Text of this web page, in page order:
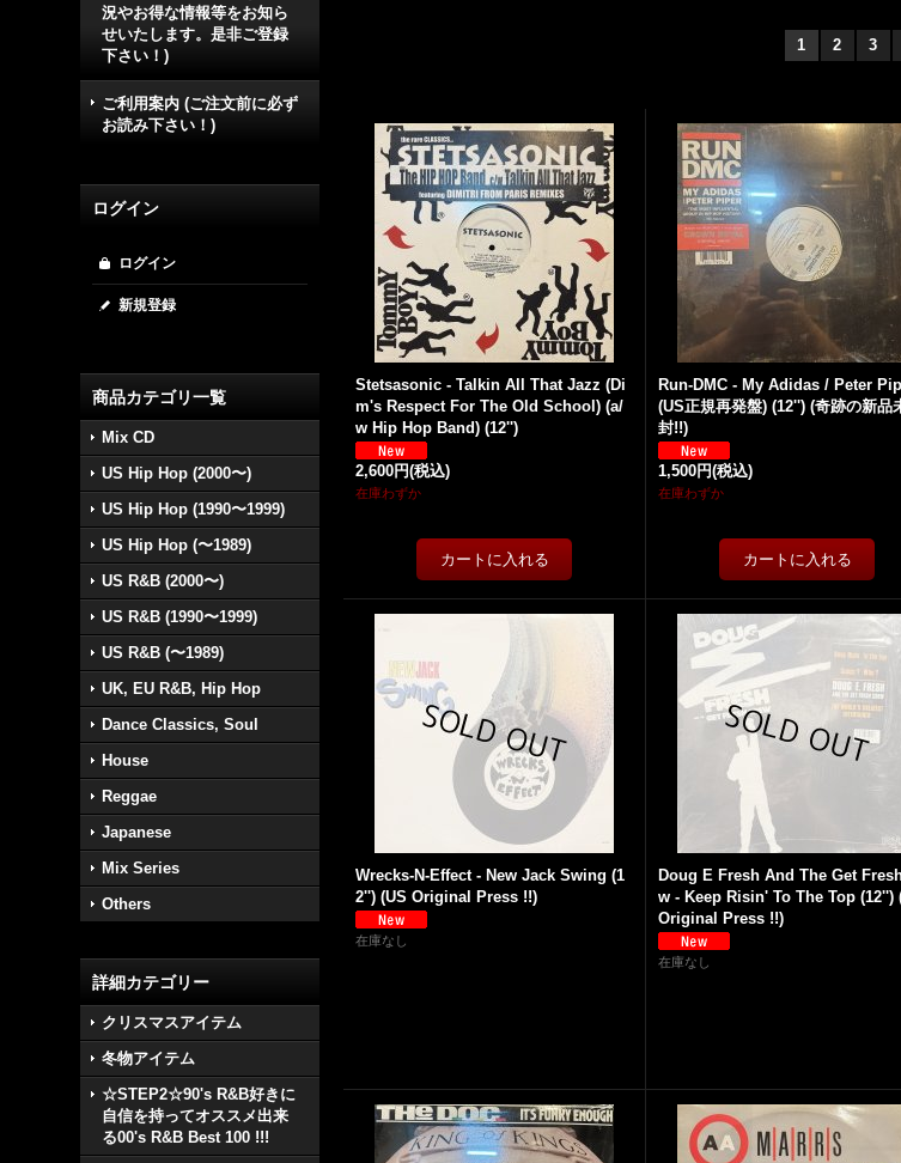
況やお得な情報等をお知ら
せいたします。是非ご登録
下さい！)
ご利用案内 (ご注文前に必ず
お読み下さい！)
ログイン
ログイン
新規登録
商品カテゴリ一覧
Mix CD
US Hip Hop (2000〜)
US Hip Hop (1990〜1999)
US Hip Hop (〜1989)
US R&B (2000〜)
US R&B (1990〜1999)
US R&B (〜1989)
UK, EU R&B, Hip Hop
Dance Classics, Soul
House
Reggae
Japanese
Mix Series
Others
詳細カテゴリー
クリスマスアイテム
冬物アイテム
☆STEP2☆90's R&B好きに
自信を持ってオススメ出来
る00's R&B Best 100 !!!
1 2 3
Stetsasonic - Talkin All That Jazz (Di
m's Respect For The Old School) (a/
w Hip Hop Band) (12'')
2,600円(税込)
在庫わずか
Run-DMC - My Adidas / Peter
(US正規再発盤) (12'') (奇跡の新品
封!!)
1,500円(税込)
在庫わずか
Wrecks-N-Effect - New Jack Swing (1
2'') (US Original Press !!)
在庫なし
Doug E Fresh And The Get
w - Keep Risin' To The Top (12'')
Original Press !!)
在庫なし